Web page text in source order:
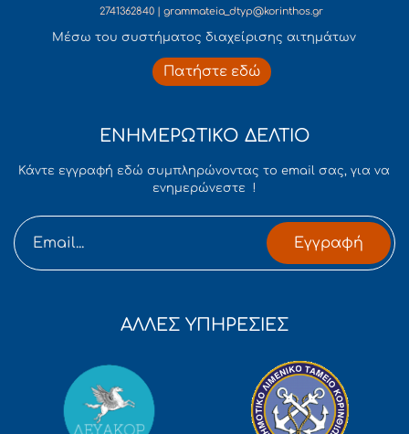
2741362840 | grammateia_dtyp@korinthos.gr
Mέσω του συστήματος διαχείρισης αιτημάτων
Πατήστε εδώ
ΕΝΗΜΕΡΩΤΙΚΟ ΔΕΛΤΙΟ
Κάντε εγγραφή εδώ συμπληρώνοντας το email σας, για να
ενημερώνεστε !
Εγγραφή
ΑΛΛΕΣ ΥΠΗΡΕΣΙΕΣ